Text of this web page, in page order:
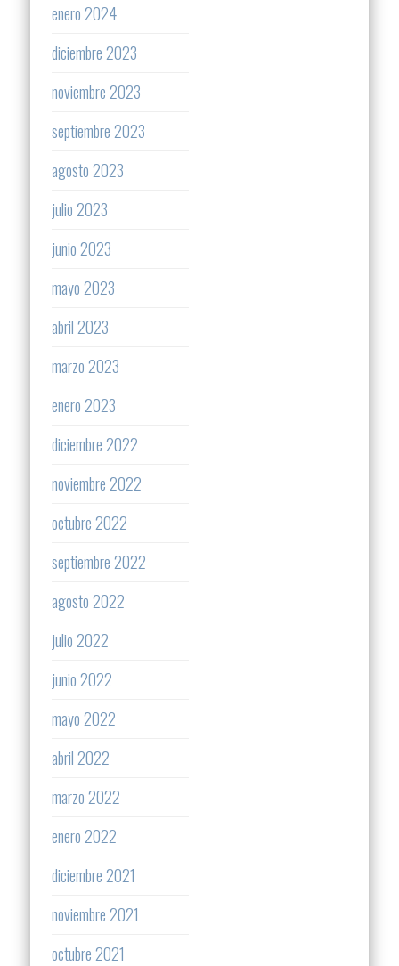
enero 2024
diciembre 2023
noviembre 2023
septiembre 2023
agosto 2023
julio 2023
junio 2023
mayo 2023
abril 2023
marzo 2023
enero 2023
diciembre 2022
noviembre 2022
octubre 2022
septiembre 2022
agosto 2022
julio 2022
junio 2022
mayo 2022
abril 2022
marzo 2022
enero 2022
diciembre 2021
noviembre 2021
octubre 2021